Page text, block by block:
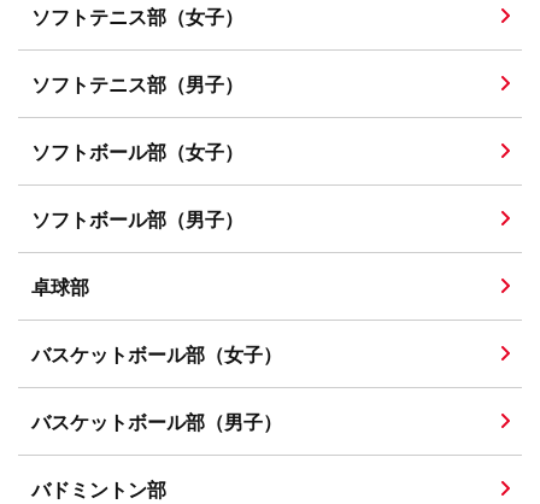
ソフトテニス部（女子）
ソフトテニス部（男子）
ソフトボール部（女子）
ソフトボール部（男子）
卓球部
バスケットボール部（女子）
バスケットボール部（男子）
バドミントン部